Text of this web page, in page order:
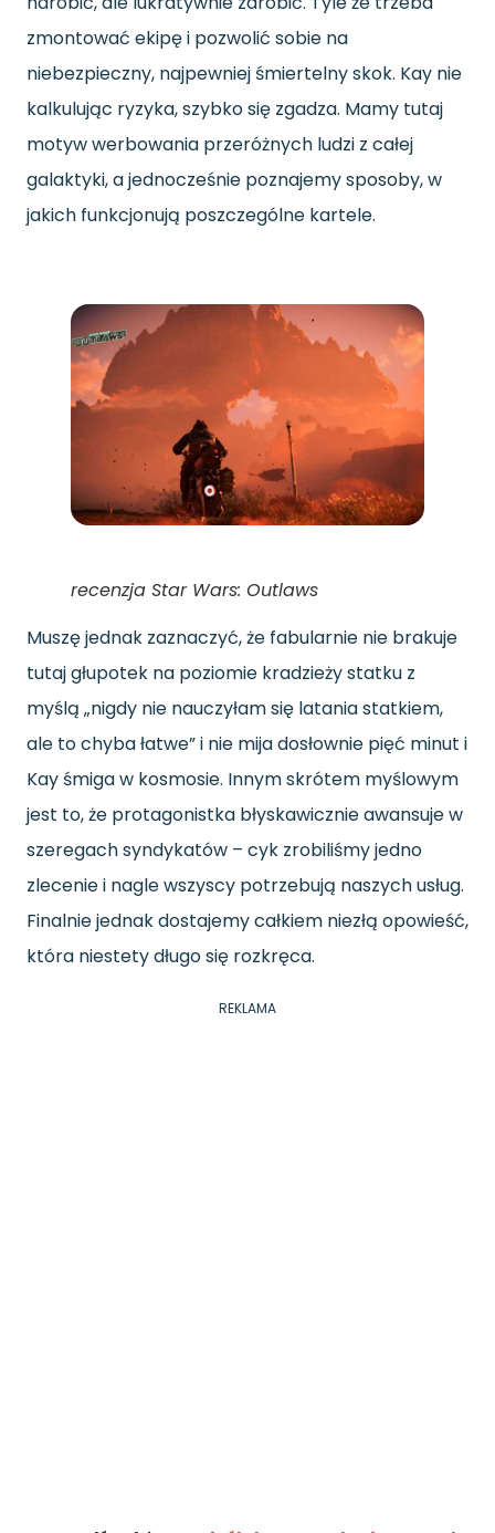
zmontować ekipę i pozwolić sobie na
niebezpieczny, najpewniej śmiertelny skok. Kay nie
kalkulując ryzyka, szybko się zgadza. Mamy tutaj
motyw werbowania przeróżnych ludzi z całej
galaktyki, a jednocześnie poznajemy sposoby, w
jakich funkcjonują poszczególne kartele.
recenzja Star Wars: Outlaws
Muszę jednak zaznaczyć, że fabularnie nie brakuje
tutaj głupotek na poziomie kradzieży statku z
myślą „nigdy nie nauczyłam się latania statkiem,
ale to chyba łatwe” i nie mija dosłownie pięć minut i
Kay śmiga w kosmosie. Innym skrótem myślowym
jest to, że protagonistka błyskawicznie awansuje w
szeregach syndykatów – cyk zrobiliśmy jedno
zlecenie i nagle wszyscy potrzebują naszych usług.
Finalnie jednak dostajemy całkiem niezłą opowieść,
która niestety długo się rozkręca.
REKLAMA